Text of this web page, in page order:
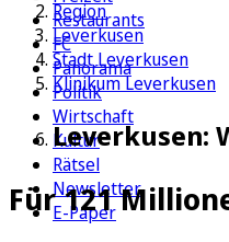
Restaurants
FC
Panorama
Politik
Wirtschaft
Kultur
Rätsel
Newsletter
E-Paper
Region
Leverkusen
Stadt Leverkusen
Klinikum Leverkusen
Leverkusen:
Für 121